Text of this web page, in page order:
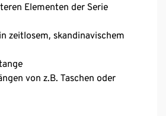
Elementen der Serie
zeitlosem, skandinavischem
von z.B. Taschen oder
in matter Optik